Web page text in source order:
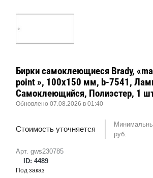
Арт. gws230785
ID: 4489
Бирки самоклеющиеся Brady,
point », 100x150 мм, b-7541,
Самоклеющийся, Полиэстер, 1
Обновлено 07.08.2026 в 01:40
Стоимость уточняется
руб.
Под заказ